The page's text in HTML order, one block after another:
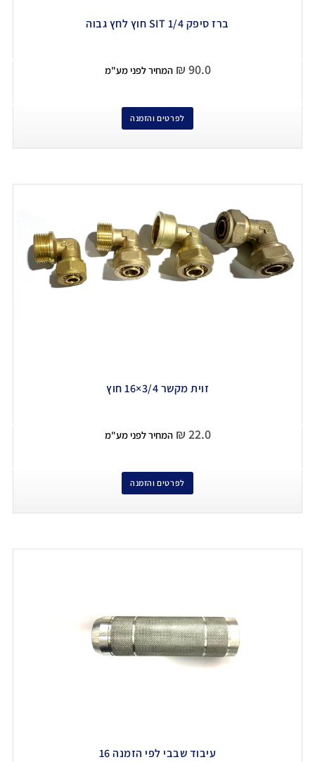
ברז סיפק 1/4 SIT חוץ לחץ גבוה
₪ 90.0 המחיר לפני מע"מ
לפרטים והזמנה
זוית מקשר 3/4×16 חוץ
₪ 22.0 המחיר לפני מע"מ
לפרטים והזמנה
עיבוד שבבי לפי הזמנה 16